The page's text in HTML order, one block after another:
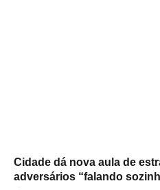
Cidade dá nova aula de
adversários “falando